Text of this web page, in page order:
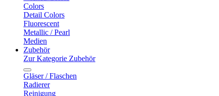
Colors
Detail Colors
Fluorescent
Metallic / Pearl
Medien
Zubehör
Zur Kategorie Zubehör
Gläser / Flaschen
Radierer
Reinigung